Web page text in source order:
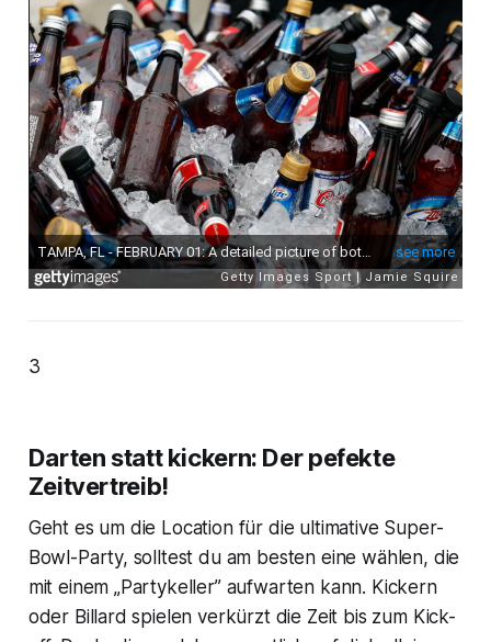
3
Darten statt kickern: Der pefekte
Zeitvertreib!
Geht es um die Location für die ultimative Super-
Bowl-Party, solltest du am besten eine wählen, die
mit einem „Partykeller” aufwarten kann. Kickern
oder Billard spielen verkürzt die Zeit bis zum Kick-